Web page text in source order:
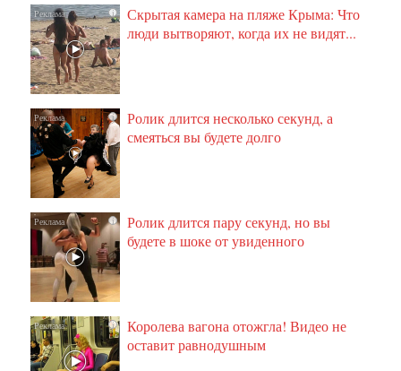
i
Скрытая камера на пляже Крыма: Что
люди вытворяют, когда их не видят...
i
Ролик длится несколько секунд, а
смеяться вы будете долго
i
Ролик длится пару секунд, но вы
будете в шоке от увиденного
i
Королева вагона отожгла! Видео не
оставит равнодушным